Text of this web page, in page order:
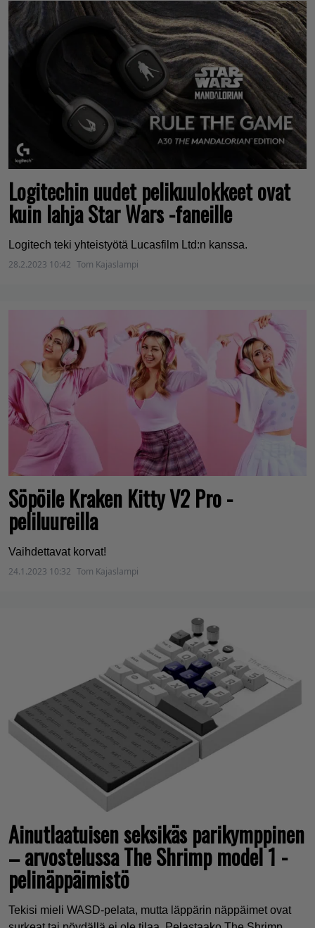
Logitechin uudet pelikuulokkeet ovat
kuin lahja Star Wars -faneille
Logitech teki yhteistyötä Lucasfilm Ltd:n kanssa.
28.2.2023 10:42 Tom Kajaslampi
Söpöile Kraken Kitty V2 Pro -
peliluureilla
Vaihdettavat korvat!
24.1.2023 10:32 Tom Kajaslampi
Ainutlaatuisen seksikäs parikymppinen
– arvostelussa The Shrimp model 1 -
pelinäppäimistö
Tekisi mieli WASD-pelata, mutta läppärin näppäimet ovat